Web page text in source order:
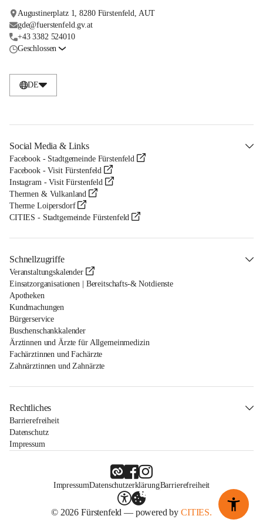
Augustinerplatz 1, 8280 Fürstenfeld, AUT
gde@fuerstenfeld.gv.at
+43 3382 524010
Geschlossen
DE
Social Media & Links
Facebook - Stadtgemeinde Fürstenfeld
Facebook - Visit Fürstenfeld
Instagram - Visit Fürstenfeld
Thermen & Vulkanland
Therme Loipersdorf
CITIES - Stadtgemeinde Fürstenfeld
Schnellzugriffe
Veranstaltungskalender
Einsatzorganisationen | Bereitschafts-& Notdienste
Apotheken
Kundmachungen
Bürgerservice
Buschenschankkalender
Ärztinnen und Ärzte für Allgemeinmedizin
Fachärztinnen und Fachärzte
Zahnärztinnen und Zahnärzte
Rechtliches
Barrierefreiheit
Datenschutz
Impressum
ImpressumDatenschutzerklärungBarrierefreiheit
© 2026 Fürstenfeld — powered by CITIES.